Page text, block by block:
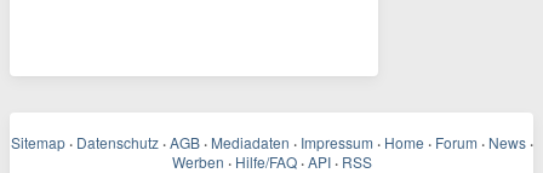
Sitemap · Datenschutz · AGB · Mediadaten · Impressum · Home · Forum · News ·
Werben · Hilfe/FAQ · API · RSS